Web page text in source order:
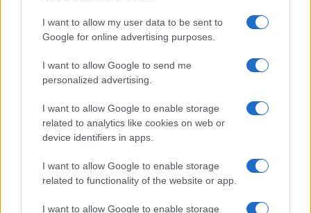
I want to allow my user data to be sent to
Google for online advertising purposes.
I want to allow Google to send me
personalized advertising.
I want to allow Google to enable storage
related to analytics like cookies on web or
device identifiers in apps.
I want to allow Google to enable storage
related to functionality of the website or app.
I want to allow Google to enable storage
Tribunales
Áreas y
Sectores
Política
Divulgación
Foro de
Contacto
Aviso Legal
Política de
Política de
Cookies